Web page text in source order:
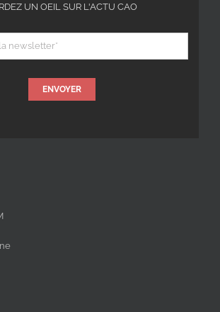
UN OEIL SUR L'ACTU CAO
ENVOYER